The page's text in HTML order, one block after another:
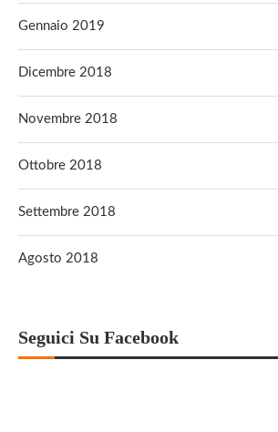
Gennaio 2019
Dicembre 2018
Novembre 2018
Ottobre 2018
Settembre 2018
Agosto 2018
Seguici Su Facebook